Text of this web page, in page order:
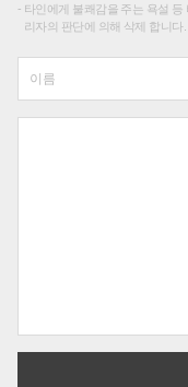
타인에게 불쾌감을 주는 욕설
리자의 판단에 의해 삭제 합니다.